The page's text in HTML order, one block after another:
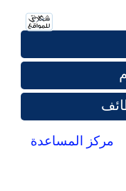
مركز المساعدة